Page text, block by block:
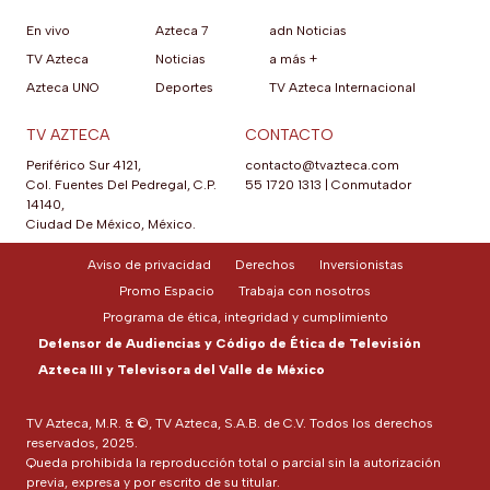
En vivo
TV Azteca
Azteca UNO
Azteca 7
Noticias
Deportes
adn Noticias
a más +
TV Azteca Internacional
TV AZTECA
Periférico Sur 4121,
Col. Fuentes Del Pedregal, C.P.
14140,
Ciudad De México, México.
CONTACTO
contacto@tvazteca.com
55 1720 1313
Conmutador
TV Azteca, M.R. & ©, TV Azteca, S.A.B. de C.V. Todos los derechos
reservados, 2025.
Queda prohibida la reproducción total o parcial sin la autorización
previa, expresa y por escrito de su titular.
Aviso de privacidad Derechos
Inversionistas
Promo Espacio
Trabaja con nosotros
Programa de ética, integridad y cumplimiento
Defensor de Audiencias y Código de Ética de Televisión
Azteca III y Televisora del Valle de México